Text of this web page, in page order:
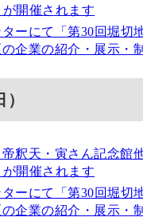
が開催されます
ーにて「第30回堀切
企業の紹介・展示・
釈天・寅さん記念館
が開催されます
ーにて「第30回堀切
企業の紹介・展示・